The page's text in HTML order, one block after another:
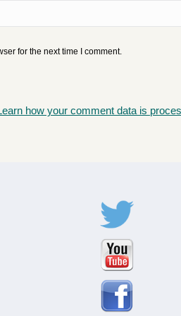
for the next time I comment.
how your comment data is